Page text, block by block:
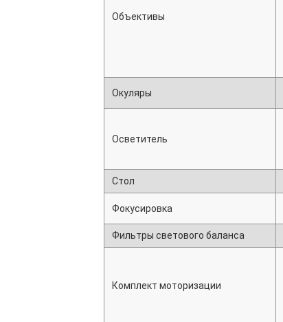
Объективы
Окуляры
Осветитель
Стол
Фокусировка
Фильтры светового баланса
Комплект моторизации